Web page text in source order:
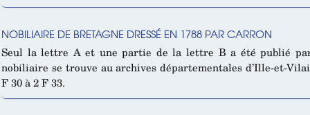
NOBILIAIRE DE BRETAGNE DRESSÉ EN 1788 PAR CARRON
Seul la lettre A et une partie de la lettre B a été publié
nobiliaire se trouve au archives départementales d’Ille-et-
F 30 à 2 F 33.